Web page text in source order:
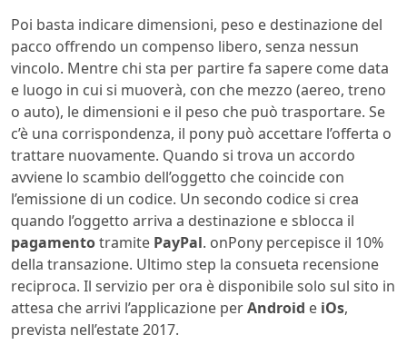
Poi basta indicare dimensioni, peso e destinazione del
pacco offrendo un compenso libero, senza nessun
vincolo. Mentre chi sta per partire fa sapere come data
e luogo in cui si muoverà, con che mezzo (aereo, treno
o auto), le dimensioni e il peso che può trasportare. Se
c’è una corrispondenza, il pony può accettare l’offerta o
trattare nuovamente. Quando si trova un accordo
avviene lo scambio dell’oggetto che coincide con
l’emissione di un codice. Un secondo codice si crea
quando l’oggetto arriva a destinazione e sblocca il
pagamentotramite PayPal. onPony percepisce il 10%
della transazione. Ultimo step la consueta recensione
reciproca. Il servizio per ora è disponibile solo sul sito in
attesa che arrivi l’applicazione perAndroid e iOs,
prevista nell’estate 2017.